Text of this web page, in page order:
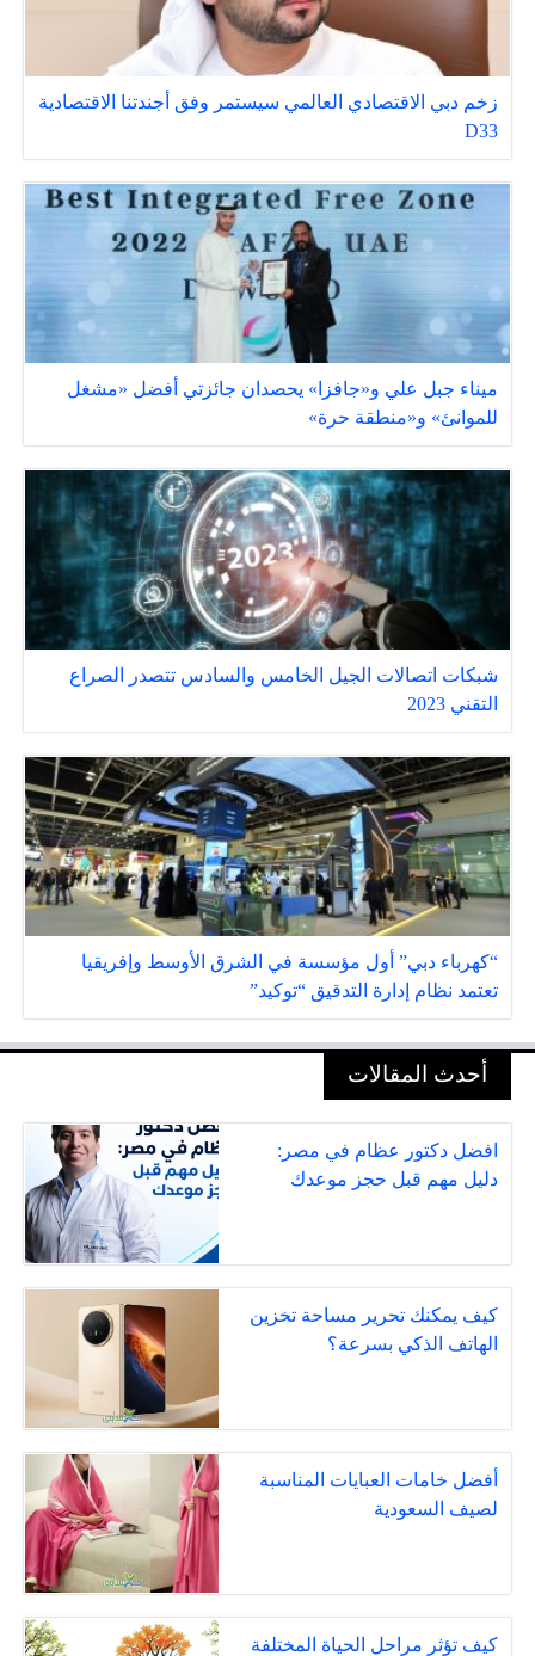
زخم دبي الاقتصادي العالمي سيستمر وفق أجندتنا الاقتصادية
D33
ميناء جبل علي و«جافزا» يحصدان جائزتي أفضل «مشغل
للموانئ» و«منطقة حرة»
شبكات اتصالات الجيل الخامس والسادس تتصدر الصراع
التقني 2023
“كهرباء دبي” أول مؤسسة في الشرق الأوسط وإفريقيا
تعتمد نظام إدارة التدقيق “توكيد”
أحدث المقالات
افضل دكتور عظام في مصر:
دليل مهم قبل حجز موعدك
كيف يمكنك تحرير مساحة تخزين
الهاتف الذكي بسرعة؟
أفضل خامات العبايات المناسبة
لصيف السعودية
كيف تؤثر مراحل الحياة المختلفة